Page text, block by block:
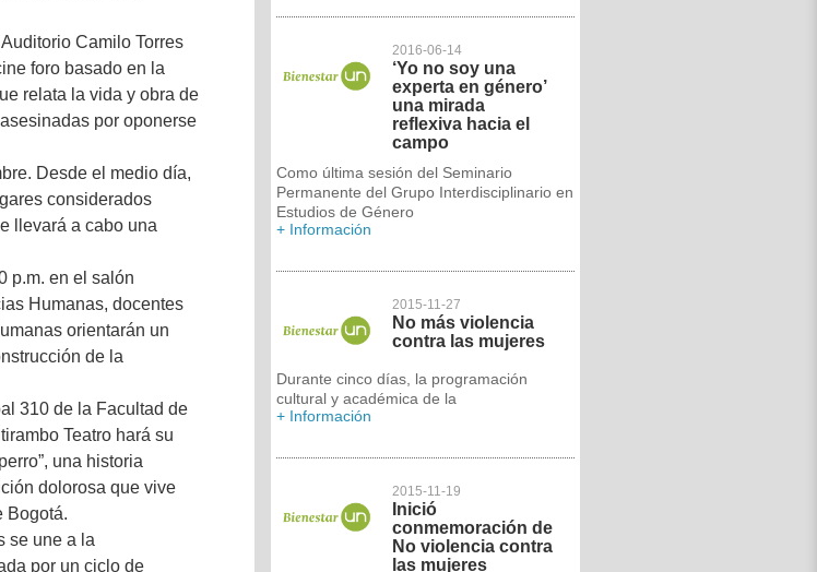
Camilo Torres
foro basado en la
relata la vida y obra de
por oponerse
Desde el medio día,
considerados
llevará a cabo una
p.m. en el salón
Humanas, docentes
orientarán un
de la
310 de la Facultad de
Teatro hará su
una historia
dolorosa que vive
Bogotá.
se une a la
por un ciclo de
2016-06-14
‘Yo no soy una
experta en género’
una mirada
reflexiva hacia el
campo
Como última sesión del Seminario
Permanente del Grupo Interdisciplinario en
Estudios de Género
+ Información
2015-11-27
No más violencia
contra las mujeres
Durante cinco días, la programación
cultural y académica de la
+ Información
2015-11-19
Inició
conmemoración de
No violencia contra
las mujeres